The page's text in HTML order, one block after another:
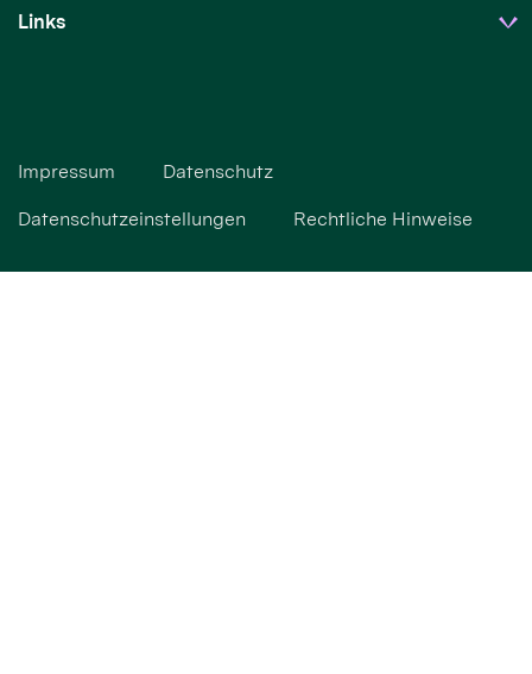
Links
Impressum Datenschutz
Datenschutzeinstellungen Rechtliche Hinweise